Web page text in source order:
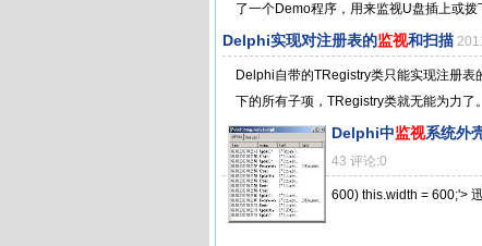
了一个Demo程序，用来监视U盘插上或
Delphi实现对注册表的监视和扫描
Delphi自带的TRegistry类只能实现注册
下的所有子项，TRegistry类就无能为力了
Delphi中监视系统外
43 评论:0
600) this.width = 600;'>